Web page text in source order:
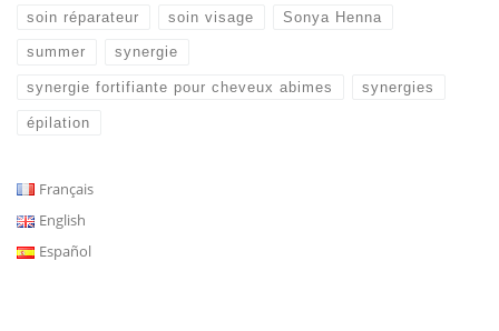
soin réparateur soin visage Sonya Henna
summer synergie
synergie fortifiante pour cheveux abimes synergies
épilation
Français
English
Español